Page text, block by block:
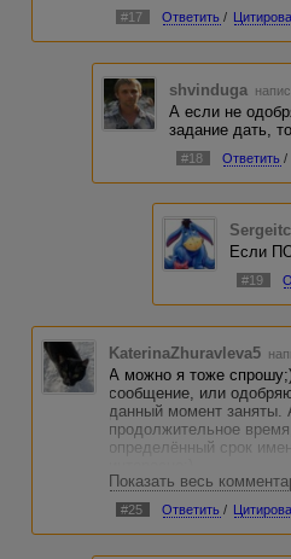
#17 Ответить /
shvinduga
А если не
задание дать,
#18 Ответить /
Если
#19
KaterinaZhuravleva5
А можно я тоже
сообщение, или
данный момент заняты.
продолжительное
определённый срок
Показать весь
#25 Ответить /